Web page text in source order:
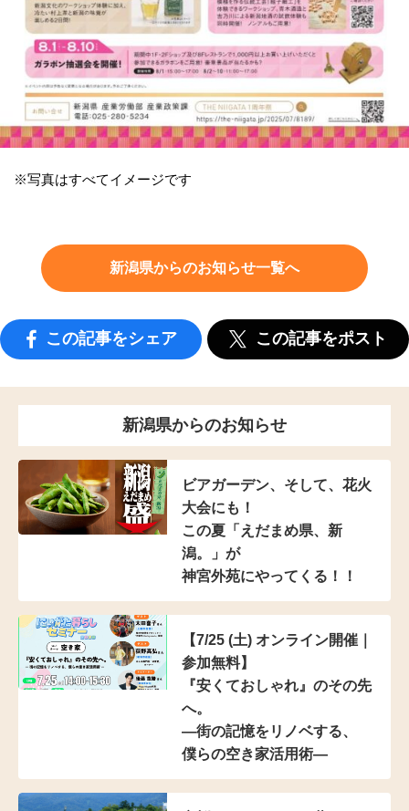
※写真はすべてイメージです
新潟県からのお知らせ一覧へ
この記事をシェア この記事をポスト
新潟県からのお知らせ
ビアガーデン、そして、花火
大会にも！
この夏「えだまめ県、新
潟。」が
神宮外苑にやってくる！！
【7/25 (土) オンライン開催｜
参加無料】
『安くておしゃれ』のその先
へ。
―街の記憶をリノベする、
僕らの空き家活用術―